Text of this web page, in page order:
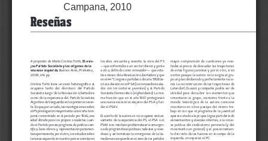
Campana, 2010